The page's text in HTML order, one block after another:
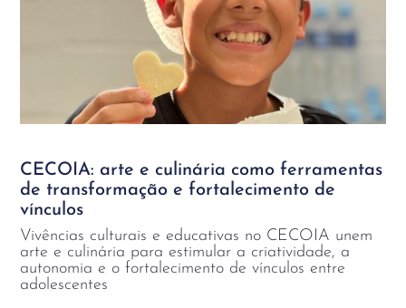
CECOIA: arte e culinária como ferramentas
de transformação e fortalecimento de
vínculos
Vivências culturais e educativas no CECOIA unem
arte e culinária para estimular a criatividade, a
autonomia e o fortalecimento de vínculos entre
adolescentes